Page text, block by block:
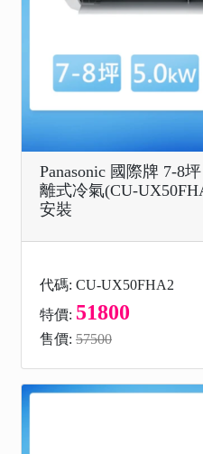
Panasonic 國際牌 7-8
離式冷氣(CU-
安裝
代碼: CU-UX50FHA2
特價: 51800
售價: 57500